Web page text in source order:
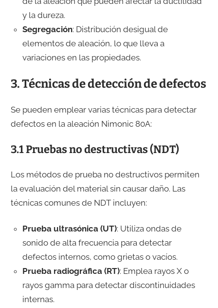
y la dureza.
Segregación: Distribución desigual de
elementos de aleación, lo que lleva a
variaciones en las propiedades.
3. Técnicas de detección de defectos
Se pueden emplear varias técnicas para detectar
defectos en la aleación Nimonic 80A:
3.1 Pruebas no destructivas (NDT)
Los métodos de prueba no destructivos permiten
la evaluación del material sin causar daño. Las
técnicas comunes de NDT incluyen:
Prueba ultrasónica (UT): Utiliza ondas de
sonido de alta frecuencia para detectar
defectos internos, como grietas o vacíos.
Prueba radiográfica (RT): Emplea rayos X o
rayos gamma para detectar discontinuidades
internas.